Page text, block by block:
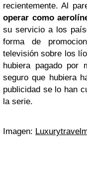
recientemente. Al
operar como
su servicio a los
forma de
televisión sobre los
hubiera pagado por
seguro que hubiera
publicidad se lo han
la serie.
Imagen: